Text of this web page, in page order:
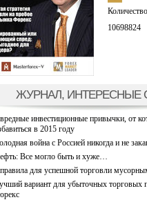
10698824
ЖУРНАЛ, ИНТЕРЕСНЫЕ
инвестиционные привычки, от
в 2015 году
война с Россией никогда и не
Все могло быть и хуже…
для успешной торговли
вариант для убыточных торговых